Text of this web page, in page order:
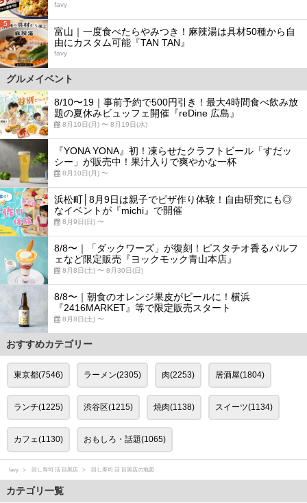
favy
5
富山｜一度食べたらやみつき！麻辣湯は具材50種から自
由にカスタム可能『TAN TAN』
favy
グルメイベント
8/10〜19｜事前予約で500円引き！最大4時間食べ飲み放
題の夏休みビュッフェ開催『reDine 広島』
8月10日(月) 〜 8月19日(水)
『YONA YONA』初！凍らせたクラフトビール「すだッ
シー」が販売中！果汁入りで爽やかな一杯
8月10日(月) 〜
浜松町│8月9日は親子でピザ作り体験！自由研究にも◎
なイベントが『michi』で開催
8月9日(日) 〜
8/8〜｜「ダックワーズ」が復刻！ピスタチオ香るパルフ
ェなど限定販売『ヨックモック青山本店』
8月8日(土) 〜 8月30日(日)
8/8〜｜朝食のオレンジ果皮がビールに！横浜
『2416MARKET』等で限定販売スタート
8月8日(土) 〜
おすすめカテゴリー
東京都(7546) ラーメン(2305) 肉(2253) 居酒屋(1804)
ランチ(1225) 渋谷区(1215) 焼肉(1138) スイーツ(1134)
カフェ(1130) おもしろ・話題(1065)
favy 回し寿司 活 目黒店 回し寿司 活 目黒店の地図
カテゴリ一覧